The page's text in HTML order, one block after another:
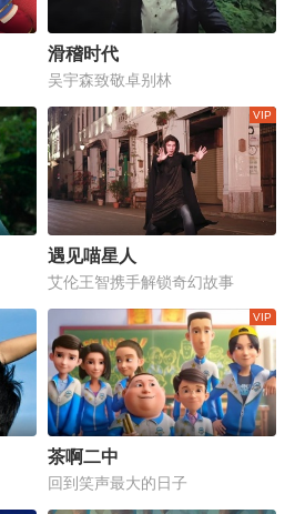
滑稽时代
吴宇森致敬卓别林
遇见喵星人
艾伦王智携手解锁奇幻故事
茶啊二中
回到笑声最大的日子